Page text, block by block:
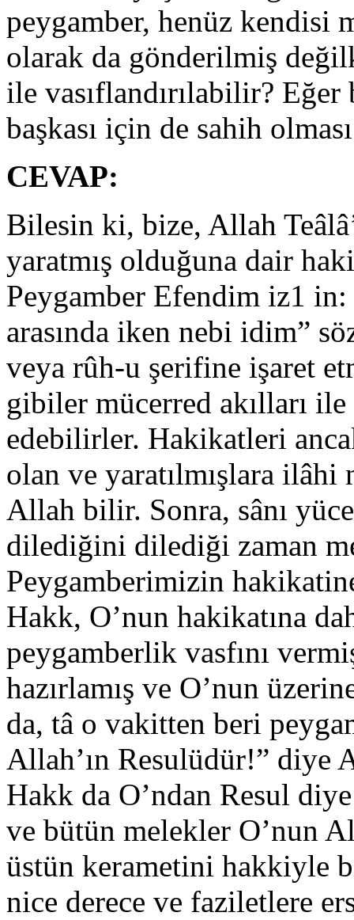
peygamber, henüz kendisi
olarak da gönderilmiş
ile vasıflandırılabilir?
başkası için de sahih
CEVAP:
Bilesin ki, bize, Allah
yaratmış olduğuna dair
Peygamber Efendim iz1
arasında iken nebi idim”
veya rûh-u şerifine işaret
gibiler mücerred akılları
edebilirler. Hakikatleri
olan ve yaratılmışlara
Allah bilir. Sonra, sânı
dilediğini dilediği zaman
Peygamberimizin
Hakk, O’nun hakikatına
peygamberlik vasfını
hazırlamış ve O’nun
da, tâ o vakitten beri
Allah’ın Resulüdür!” diye
Hakk da O’ndan Resul
ve bütün melekler O’nun
üstün kerametini hakkiyle
nice derece ve faziletlere